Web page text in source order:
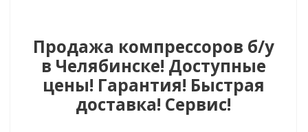
Продажа компрессоров б/у
в Челябинске! Доступные
цены! Гарантия! Быстрая
доставка! Сервис!